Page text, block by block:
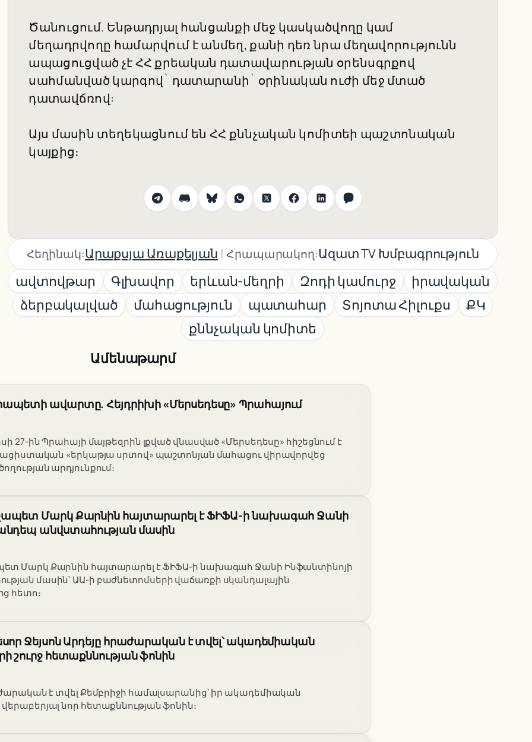
Ծանուցում. Ենթադրյալ հանցանքի մեջ կասկածվողը կամ
մեղադրվողը համարվում է անմեղ, քանի դեռ նրա մեղավորությունն
ապացուցված չէ ՀՀ քրեական դատավարության օրենսգրքով
սահմանված կարգով` դատարանի` օրինական ուժի մեջ մտած
դատավճռով:
Այս մասին տեղեկացնում են ՀՀ քննչական կոմիտեի պաշտոնական
կայքից։
Հեղինակ:Արաքսյա Առաքելյան | Հրապարակող:Ազատ TV Խմբագրություն
ավտովթար Գլխավոր երևան-մեղրի Զոդի կամուրջ
իրավական
ձերբակալված
մահացություն պատահար Տոյոտա Հիլուքս
ՔԿ
քննչական կոմիտե
Ամենաթարմ
ավարտը. Հեյդրիխի «Մերսեդեսը» Պրահայում
27-ին Պրահայի մայթեզրին լքված վնասված «Մերսեդեսը» հիշեցնում է
«երկաթյա սրտով» պաշտոնյան մահացու վիրավորվեց
արդյունքում։
Մարկ Քարնին հայտարարել է ՖԻՖԱ-ի նախագահ Ջանի
անվստահության մասին
Մարկ Քարնին հայտարարել է ՖԻՖԱ-ի նախագահ Ջանի Ինֆանտինոյի
մասին՝ ԱԱ-ի բաժնետոմսերի վաճառքի սկանդալային
հետո։
Ջեյսոն Արդեյը հրաժարական է տվել՝ ակադեմիական
շուրջ հետաքննության ֆոնին
է տվել Քեմբրիջի համալսարանից՝ իր ակադեմիական
նոր հետաքննության ֆոնին։